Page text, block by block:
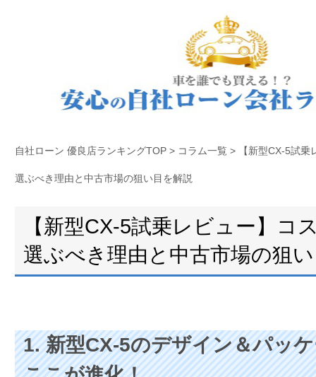
自社ローン 優良店ランキングTOP> コラム一覧 > 【新型CX-5試
選ぶべき理由と中古市場の狙い目を解説
【新型CX-5試乗レビュー】コ
選ぶべき理由と中古市場の狙
1. 新型CX-5のデザイン＆パッ